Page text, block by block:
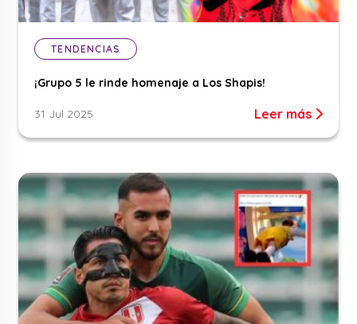
TENDENCIAS
¡Grupo 5 le rinde homenaje a Los Shapis!
31 Jul 2025 Leer más